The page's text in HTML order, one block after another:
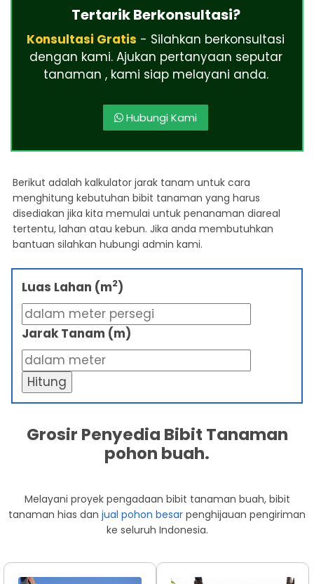
Tertarik Berkonsultasi?
Konsultasi Gratis - Silahkan berkonsultasi
dengan kami. Ajukan pertanyaan seputar
tanaman , kami siap melayani anda.
Hubungi Kami
Berikut adalah kalkulator jarak tanam untuk cara
menghitung kebutuhan bibit tanaman yang harus
disediakan jika kita memulai untuk penanaman diareal
tertentu, lahan atau kebun. Jika anda membutuhkan
bantuan silahkan hubungi admin kami.
Luas Lahan (m2)
Jarak Tanam (m)
Hitung
Grosir Penyedia Bibit Tanaman
pohon buah.
Melayani proyek pengadaan bibit tanaman buah, bibit
tanaman hias dan jual pohon besar penghijauan pengiriman
ke seluruh Indonesia.